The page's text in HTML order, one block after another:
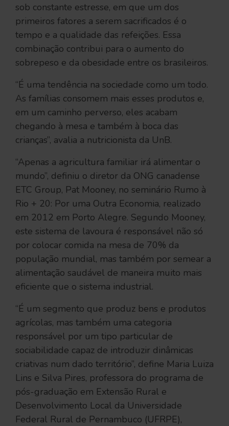
sob constante estresse, em que um dos
primeiros fatores a serem sacrificados é o
tempo e a qualidade das refeições. Essa
combinação contribui para o aumento do
sobrepeso e da obesidade entre os brasileiros.
“É uma tendência na sociedade como um todo.
As famílias consomem mais esses produtos e,
em um caminho perverso, eles acabam
chegando à mesa e também à boca das
crianças”, avalia a nutricionista da UnB.
“Apenas a agricultura familiar irá alimentar o
mundo”, definiu o diretor da ONG canadense
ETC Group, Pat Mooney, no seminário Rumo à
Rio + 20: Por uma Outra Economia, realizado
em 2012 em Porto Alegre. Segundo Mooney,
este sistema de lavoura é responsável não só
por colocar comida na mesa de 70% da
população mundial, mas também por semear a
alimentação saudável de maneira muito mais
eficiente que o sistema industrial.
“É um segmento que produz bens e produtos
agrícolas, mas também uma categoria
responsável por um tipo particular de
sociabilidade capaz de introduzir dinâmicas
criativas num dado território”, define Maria Luiza
Lins e Silva Pires, professora do programa de
pós-graduação em Extensão Rural e
Desenvolvimento Local da Universidade
Federal Rural de Pernambuco (UFRPE),